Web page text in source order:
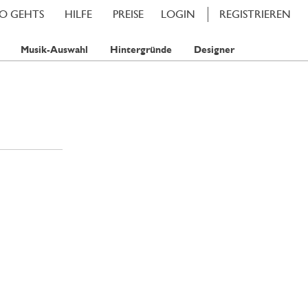
LOGIN REGISTRIEREN
PREISE
HILFE
GEHTS
Musik-Auswahl Hintergründe Designer